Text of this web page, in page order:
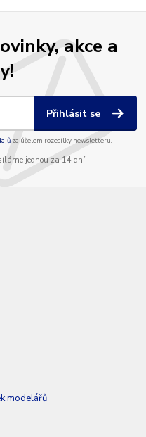
akce a
Přihlásit se
za účelem rozesílky newsletteru.
jednou za 14 dní.
modelářů